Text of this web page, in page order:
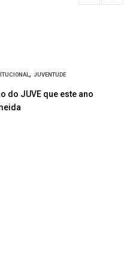
, JUVENTUDE
do JUVE que este ano